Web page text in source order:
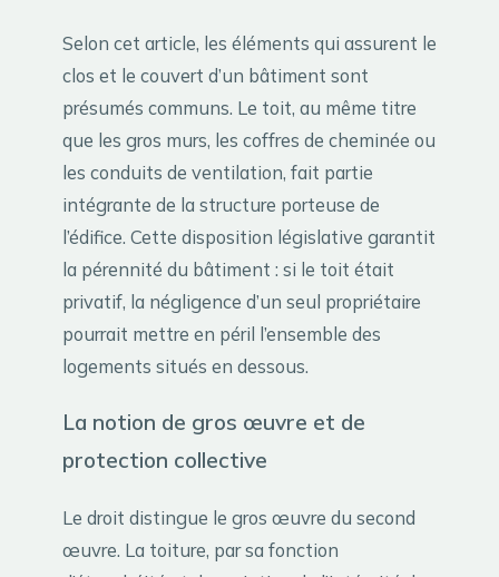
Selon cet article, les éléments qui assurent le
clos et le couvert d’un bâtiment sont
présumés communs. Le toit, au même titre
que les gros murs, les coffres de cheminée ou
les conduits de ventilation, fait partie
intégrante de la structure porteuse de
l’édifice. Cette disposition législative garantit
la pérennité du bâtiment : si le toit était
privatif, la négligence d’un seul propriétaire
pourrait mettre en péril l’ensemble des
logements situés en dessous.
La notion de gros œuvre et de
protection collective
Le droit distingue le gros œuvre du second
œuvre. La toiture, par sa fonction